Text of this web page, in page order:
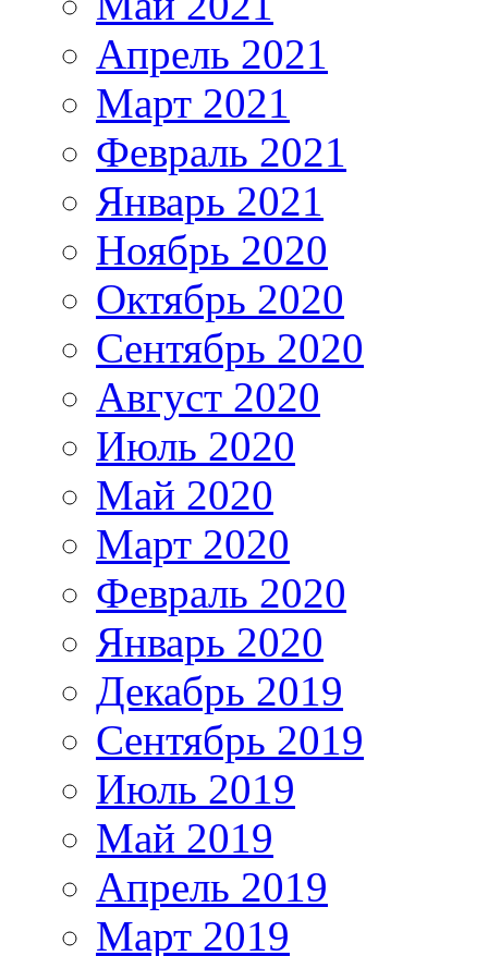
Апрель 2021
Март 2021
Февраль 2021
Январь 2021
Ноябрь 2020
Октябрь 2020
Сентябрь 2020
Август 2020
Июль 2020
Май 2020
Март 2020
Февраль 2020
Январь 2020
Декабрь 2019
Сентябрь 2019
Июль 2019
Май 2019
Апрель 2019
Март 2019